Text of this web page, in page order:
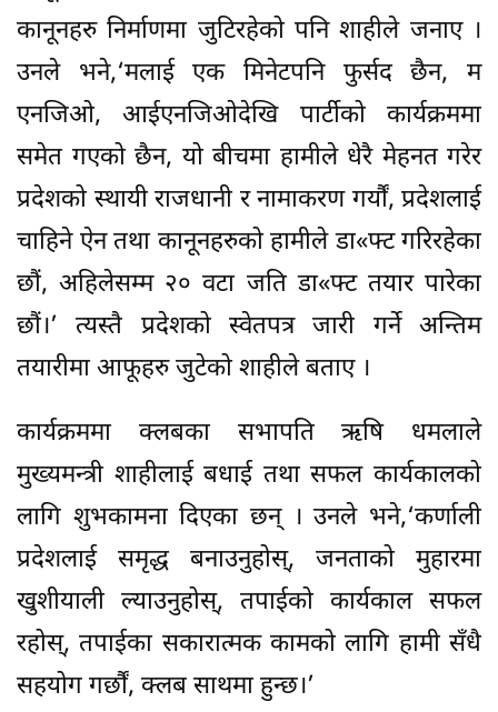
कानूनहरु निर्माणमा जुटिरहेको पनि शाहीले जनाए ।
उनले भने,‘मलाई एक मिनेटपनि फुर्सद छैन, म
एनजिओ, आईएनजिओदेखि पार्टीको कार्यक्रममा
समेत गएको छैन, यो बीचमा हामीले धेरै मेहनत गरेर
प्रदेशको स्थायी राजधानी र नामाकरण गर्यौं, प्रदेशलाई
चाहिने ऐन तथा कानूनहरुको हामीले डा«फ्ट गरिरहेका
छौं, अहिलेसम्म २० वटा जति डा«फ्ट तयार पारेका
छौं।’ त्यस्तै प्रदेशको स्वेतपत्र जारी गर्ने अन्तिम
तयारीमा आफूहरु जुटेको शाहीले बताए ।
कार्यक्रममा क्लबका सभापति ऋषि धमलाले
मुख्यमन्त्री शाहीलाई बधाई तथा सफल कार्यकालको
लागि शुभकामना दिएका छन् । उनले भने,‘कर्णाली
प्रदेशलाई समृद्ध बनाउनुहोस्, जनताको मुहारमा
खुशीयाली ल्याउनुहोस्, तपाईको कार्यकाल सफल
रहोस्, तपाईका सकारात्मक कामको लागि हामी सँधै
सहयोग गर्छौं, क्लब साथमा हुन्छ।’